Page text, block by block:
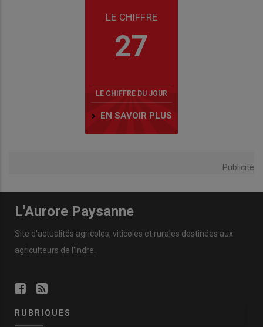
LE CHIFFRE
27
LE CHIFFRE DU JOUR
EN SAVOIR PLUS
Publicité
L'Aurore Paysanne
Site d'actualités agricoles, viticoles et rurales destinées aux
agriculteurs de l'Indre.
RUBRIQUES